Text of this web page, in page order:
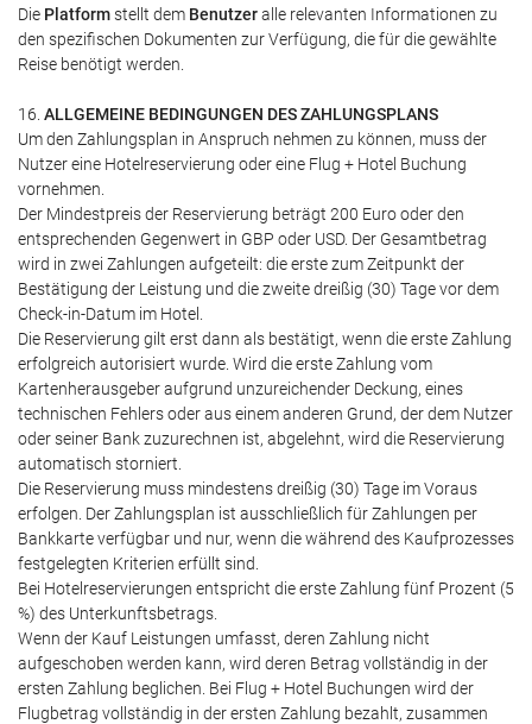
Die Platformstellt dem Benutzeralle relevanten Informationen zu
den spezifischen Dokumenten zur Verfügung, die für die gewählte
Reise benötigt werden.
16. ALLGEMEINE BEDINGUNGEN DES ZAHLUNGSPLANS
Um den Zahlungsplan in Anspruch nehmen zu können, muss der
Nutzer eine Hotelreservierung oder eine Flug + Hotel Buchung
vornehmen.
Der Mindestpreis der Reservierung beträgt 200 Euro oder den
entsprechenden Gegenwert in GBP oder USD. Der Gesamtbetrag
wird in zwei Zahlungen aufgeteilt: die erste zum Zeitpunkt der
Bestätigung der Leistung und die zweite dreißig (30) Tage vor dem
Check-in-Datum im Hotel.
Die Reservierung gilt erst dann als bestätigt, wenn die erste Zahlung
erfolgreich autorisiert wurde. Wird die erste Zahlung vom
Kartenherausgeber aufgrund unzureichender Deckung, eines
technischen Fehlers oder aus einem anderen Grund, der dem Nutzer
oder seiner Bank zuzurechnen ist, abgelehnt, wird die Reservierung
automatisch storniert.
Die Reservierung muss mindestens dreißig (30) Tage im Voraus
erfolgen. Der Zahlungsplan ist ausschließlich für Zahlungen per
Bankkarte verfügbar und nur, wenn die während des Kaufprozesses
festgelegten Kriterien erfüllt sind.
Bei Hotelreservierungen entspricht die erste Zahlung fünf Prozent (5
%) des Unterkunftsbetrags.
Wenn der Kauf Leistungen umfasst, deren Zahlung nicht
aufgeschoben werden kann, wird deren Betrag vollständig in der
ersten Zahlung beglichen. Bei Flug + Hotel Buchungen wird der
Flugbetrag vollständig in der ersten Zahlung bezahlt, zusammen